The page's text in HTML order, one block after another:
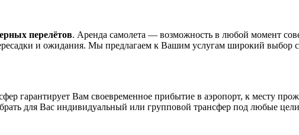
перелётов. Аренда самолета — возможность в любой момент
и ожидания. Мы предлагаем к Вашим услугам широкий выбор
гарантирует Вам своевременное прибытие в аэропорт, к месту
для Вас индивидуальный или групповой трансфер под любые